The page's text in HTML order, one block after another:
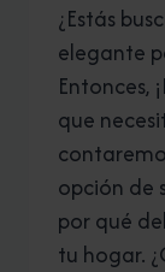
¿Estás
elegante
Entonces,
que
opción de
por qué
tu hogar.